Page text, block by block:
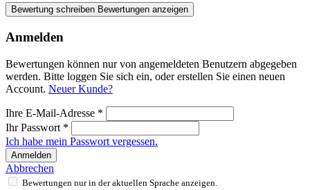
Bewertung schreiben Bewertungen anzeigen
Anmelden
Bewertungen können nur von angemeldeten Benutzern abgegeben
werden. Bitte loggen Sie sich ein, oder erstellen Sie einen neuen
Account. Neuer Kunde?
Ihre E-Mail-Adresse *
Ihr Passwort *
Ich habe mein Passwort vergessen.
Anmelden
Abbrechen
Bewertungen nur in der aktuellen Sprache anzeigen.